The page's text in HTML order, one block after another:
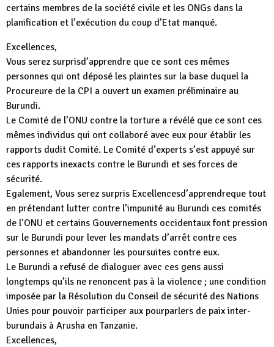
certains membres de la société civile et les ONGs dans la
planification et l’exécution du coup d’Etat manqué.
Excellences,
Vous serez surprisd’apprendre que ce sont ces mêmes
personnes qui ont déposé les plaintes sur la base duquel la
Procureure de la CPI a ouvert un examen préliminaire au
Burundi.
Le Comité de l’ONU contre la torture a révélé que ce sont ces
mêmes individus qui ont collaboré avec eux pour établir les
rapports dudit Comité. Le Comité d’experts s’est appuyé sur
ces rapports inexacts contre le Burundi et ses forces de
sécurité.
Egalement, Vous serez surpris Excellencesd’apprendreque tout
en prétendant lutter contre l’impunité au Burundi ces comités
de l’ONU et certains Gouvernements occidentaux font pression
sur le Burundi pour lever les mandats d’arrêt contre ces
personnes et abandonner les poursuites contre eux.
Le Burundi a refusé de dialoguer avec ces gens aussi
longtemps qu’ils ne renoncent pas à la violence ; une condition
imposée par la Résolution du Conseil de sécurité des Nations
Unies pour pouvoir participer aux pourparlers de paix inter-
burundais à Arusha en Tanzanie.
Excellences,